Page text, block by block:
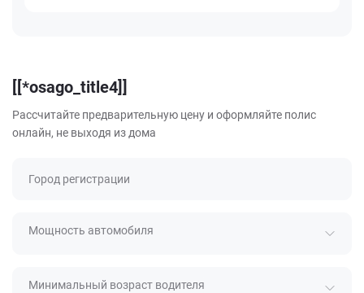
[[*osago_title4]]
Рассчитайте предварительную цену и оформляйте полис
онлайн, не выходя из дома
Город регистрации
Мощность автомобиля
Минимальный возраст водителя